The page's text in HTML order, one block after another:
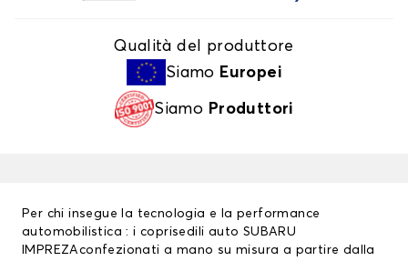
Qualità del produttore
Siamo Europei
Siamo Produttori
Per chi insegue la tecnologia e la performance
automobilistica : icoprisedili auto SUBARU
IMPREZAconfezionati a mano su misura a partire dalla